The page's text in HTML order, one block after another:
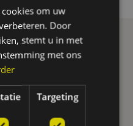
om uw
Door
stemt u in met
met ons
Targeting